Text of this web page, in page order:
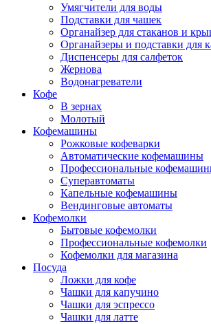
Умягчители для воды
Подставки для чашек
Органайзер для стаканов и
Органайзеры и подставки для
Диспенсеры для салфеток
Жернова
Водонагреватели
Кофе
В зернах
Молотый
Кофемашины
Рожковые кофеварки
Автоматические кофемашины
Профессиональные
Суперавтоматы
Капельные кофемашины
Вендинговые автоматы
Кофемолки
Бытовые кофемолки
Профессиональные кофемолки
Кофемолки для магазина
Посуда
Ложки для кофе
Чашки для капучино
Чашки для эспрессо
Чашки для латте